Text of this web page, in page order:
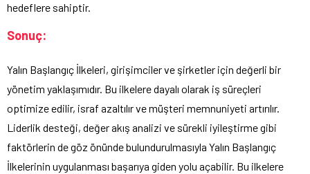
hedeflere sahiptir.
Sonuç:
Yalın Başlangıç İlkeleri, girişimciler ve şirketler için değerli bir
yönetim yaklaşımıdır. Bu ilkelere dayalı olarak iş süreçleri
optimize edilir, israf azaltılır ve müşteri memnuniyeti artırılır.
Liderlik desteği, değer akış analizi ve sürekli iyileştirme gibi
faktörlerin de göz önünde bulundurulmasıyla Yalın Başlangıç
İlkelerinin uygulanması başarıya giden yolu açabilir. Bu ilkelere